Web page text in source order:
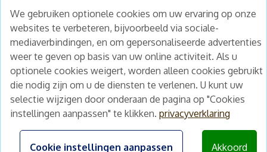
We gebruiken optionele cookies om uw ervaring op onze
websites te verbeteren, bijvoorbeeld via sociale-
mediaverbindingen, en om gepersonaliseerde advertenties
weer te geven op basis van uw online activiteit. Als u
optionele cookies weigert, worden alleen cookies gebruikt
die nodig zijn om u de diensten te verlenen. U kunt uw
selectie wijzigen door onderaan de pagina op "Cookies
instellingen aanpassen" te klikken. privacyverklaring
Cookie instellingen aanpassen Akkoord
Overig
Diensten
Gratis waardebepaling
Gratis waardebepaling aanvragen